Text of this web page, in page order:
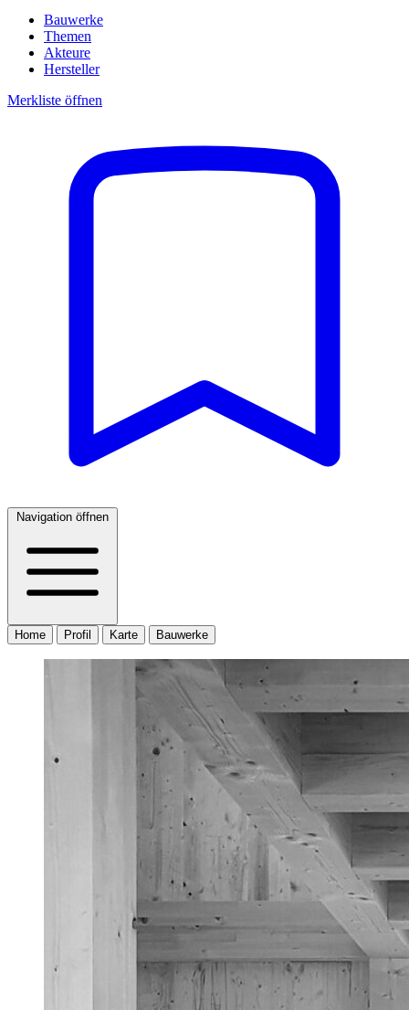
Bauwerke
Themen
Akteure
Hersteller
Merkliste öffnen
Navigation öffnen
Home Profil Karte Bauwerke